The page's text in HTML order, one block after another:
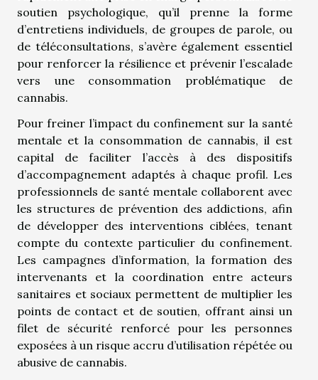
soutien psychologique, qu’il prenne la forme
d’entretiens individuels, de groupes de parole, ou
de téléconsultations, s’avère également essentiel
pour renforcer la résilience et prévenir l’escalade
vers une consommation problématique de
cannabis.
Pour freiner l’impact du confinement sur la santé
mentale et la consommation de cannabis, il est
capital de faciliter l’accès à des dispositifs
d’accompagnement adaptés à chaque profil. Les
professionnels de santé mentale collaborent avec
les structures de prévention des addictions, afin
de développer des interventions ciblées, tenant
compte du contexte particulier du confinement.
Les campagnes d’information, la formation des
intervenants et la coordination entre acteurs
sanitaires et sociaux permettent de multiplier les
points de contact et de soutien, offrant ainsi un
filet de sécurité renforcé pour les personnes
exposées à un risque accru d’utilisation répétée ou
abusive de cannabis.